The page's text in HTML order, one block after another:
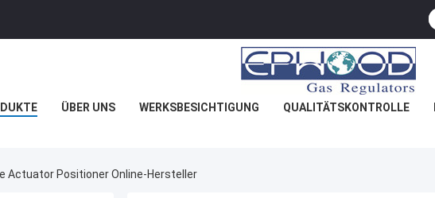
ÜBER UNS WERKSBESICHTIGUNG QUALITÄTSKONTROLLE
Actuator Positioner Online-Hersteller